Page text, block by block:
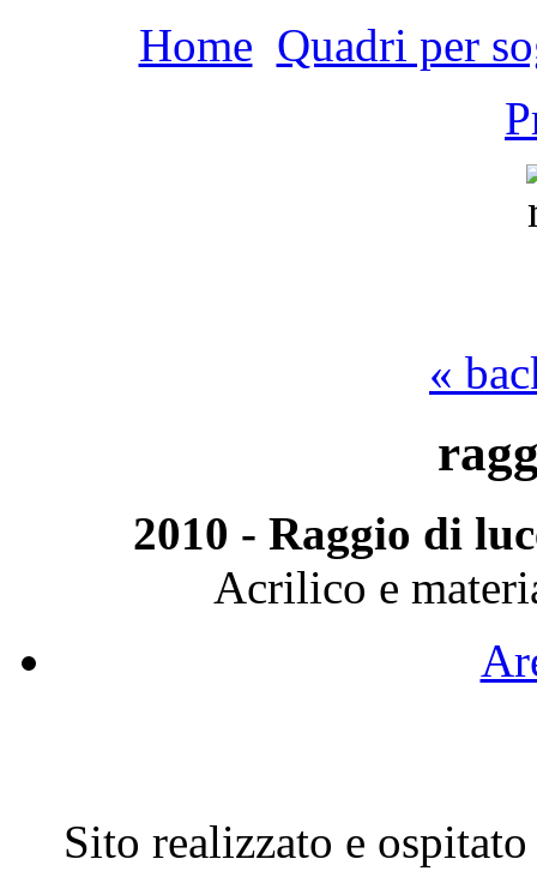
Home Quadri per
«
2010 - Raggio di
Acrilico e
Sito realizzato e